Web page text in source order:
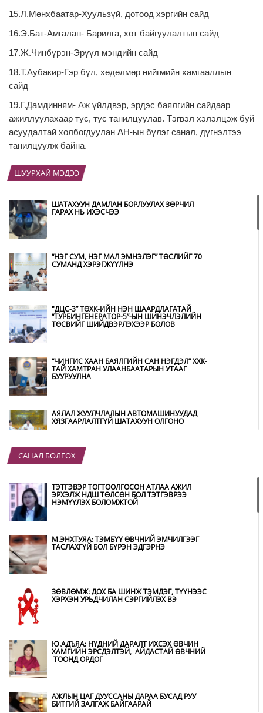
15.Л.Мөнхбаатар-Хуульзүй, дотоод хэргийн сайд
16.Э.Бат-Амгалан- Барилга, хот байгуулалтын сайд
17.Ж.Чинбүрэн-Эрүүл мэндийн сайд
18.Т.Аубакир-Гэр бүл, хөдөлмөр нийгмийн хамгааллын
сайд
19.Г.Дамдинням- Аж үйлдвэр, эрдэс баялгийн сайдаар
ажиллуулахаар тус, тус танилцуулав. Тэгвэл хэлэлцэж буй
асуудалтай холбогдуулан АН-ын бүлэг санал, дүгнэлтээ
танилцуулж байна.
ШУУРХАЙ МЭДЭЭ
ШАТАХУУН ДАМЛАН БОРЛУУЛАХ ЗӨРЧИЛ
ГАРАХ НЬ ИХЭСЧЭЭ
“НЭГ СУМ, НЭГ МАЛ ЭМНЭЛЭГ” ТӨСЛИЙГ 70
СУМАНД ХЭРЭГЖҮҮЛНЭ
"ДЦС-3” ТӨХК-ИЙН НЭН ШААРДЛАГАТАЙ
“ТУРБИНГЕНЕРАТОР-5”-ЫН ШИНЭЧЛЭЛИЙН
ТӨСВИЙГ ШИЙДВЭРЛЭХЭЭР БОЛОВ
“ЧИНГИС ХААН БАЯЛГИЙН САН НЭГДЭЛ” ХХК-
ТАЙ ХАМТРАН УЛААНБААТАРЫН УТААГ
БУУРУУЛНА
АЯЛАЛ ЖУУЛЧЛАЛЫН АВТОМАШИНУУДАД
ХЯЗГААРЛАЛТГҮЙ ШАТАХУУН ОЛГОНО
“ХОТЫН ДАРГА СОНСОЖ БАЙНА” 150150
ҮЙЛДВЭРЛЭНЭ
САНАЛ БОЛГОХ
ТЭТГЭВЭР ТОГТООЛГОСОН АТЛАА АЖИЛ
ЭРХЭЛЖ НДШ ТӨЛСӨН БОЛ ТЭТГЭВРЭЭ
НЭМҮҮЛЭХ БОЛОМЖТОЙ
М.ЭНХТУЯА: ТЭМБҮҮ ӨВЧНИЙ ЭМЧИЛГЭЭГ
ТАСЛАХГҮЙ БОЛ БҮРЭН ЭДГЭРНЭ
ЗӨВЛӨМЖ: ДОХ БА ШИНЖ ТЭМДЭГ, ТҮҮНЭЭС
ХЭРХЭН УРЬДЧИЛАН СЭРГИЙЛЭХ ВЭ
Ю.АДЪЯА: НҮДНИЙ ДАРАЛТ ИХСЭХ ӨВЧИН
ХАМГИЙН ЭРСДЭЛТЭЙ, АЙДАСТАЙ ӨВЧНИЙ
ТООНД ОРДОГ
АЖЛЫН ЦАГ ДУУССАНЫ ДАРАА БУСАД РУУ
БИТГИЙ ЗАЛГАЖ БАЙГААРАЙ